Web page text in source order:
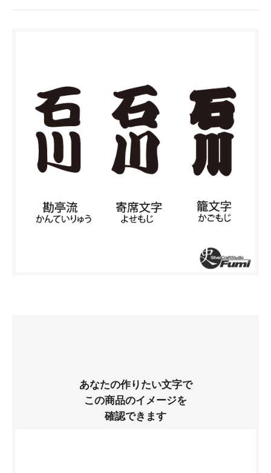
あなたの作りたい文字で
この商品のイメージを
確認できます